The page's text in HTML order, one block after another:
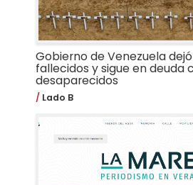
Gobierno de Venezuela
fallecidos y sigue en deuda
desaparecidos
Lado B